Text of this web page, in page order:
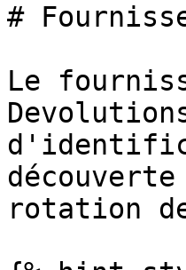
#
Le
rotation